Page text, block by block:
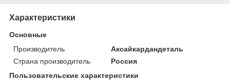
Характеристики
Основные
Производитель
Аксайкардандеталь
Страна производитель
Россия
Пользовательские характеристики